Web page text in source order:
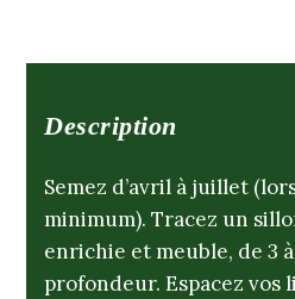
Description
Semez d’avril à juillet
minimum). Tracez un
enrichie et meuble, de 3
profondeur. Espacez vos